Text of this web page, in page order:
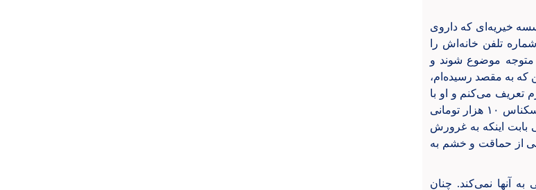
خیریه‌ای که داروی
تلفن خانه‌اش را
متوجه موضوع شوند و
که به مقصد رسیده‌ام،
تعریف می‌کنم و او با
گفتن "ای دل غافل" می‌فهماند که او هم گیر این راننده تاکسی افتاده و وقتی اسکناس ۱۰ هزار تومانی
بابت اینکه به غرورش
از حماقت و خشم به
آنها نمی‌کند. چنان